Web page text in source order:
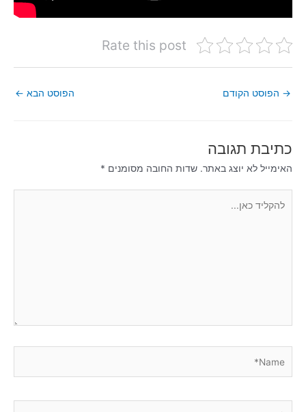
Rate this post
→ הפוסט הקודם הפוסט הבא ←
כתיבת תגובה
האימייל לא יוצג באתר. שדות החובה מסומנים *
כאן...